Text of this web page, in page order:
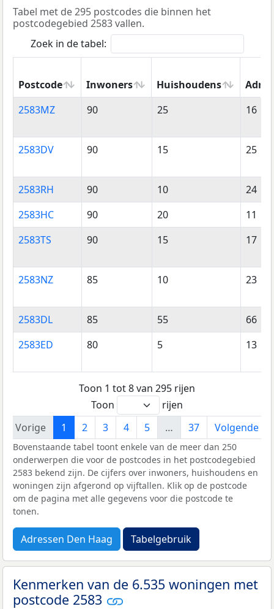
Tabel met de 295 postcodes die binnen het
postcodegebied 2583 vallen.
Zoek in de tabel:
Postcode Inwoners Huishoudens
Postcode
Inwoners Huishoudens
2583MZ 90 25 16
2583DV 90 15 25
2583RH 90 10
24
2583HC
90 20
11
2583TS
90 15 17
2583NZ 85 10 23
2583DL 85 55
66
2583ED
80 5 13
Toon 1 tot 8 van 295 rijen
Toon
rijen
Vorige
1 2 3 4 5 … 37 Volgende
Bovenstaande tabel toont enkele van de meer dan 250
onderwerpen die voor de postcodes in het postcodegebied
2583 bekend zijn. De cijfers over inwoners, huishoudens en
woningen zijn afgerond op vijftallen. Klik op de postcode
om de pagina met alle gegevens voor die postcode te
tonen.
Adressen Den Haag Tabelgebruik
Kenmerken van de 6.535 woningen met
postcode 2583